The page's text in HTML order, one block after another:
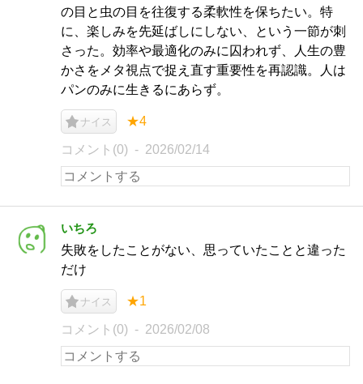
の目と虫の目を往復する柔軟性を保ちたい。特
に、楽しみを先延ばしにしない、という一節が刺
さった。効率や最適化のみに囚われず、人生の豊
かさをメタ視点で捉え直す重要性を再認識。人は
パンのみに生きるにあらず。
ナイス ★4
コメント(0) 2026/02/14
いちろ
失敗をしたことがない、思っていたことと違った
だけ
ナイス ★1
コメント(0) 2026/02/08